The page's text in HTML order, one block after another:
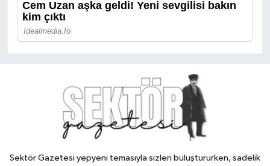
Sektör Gazetesi yepyeni temasıyla sizleri buluştururken, sadelik